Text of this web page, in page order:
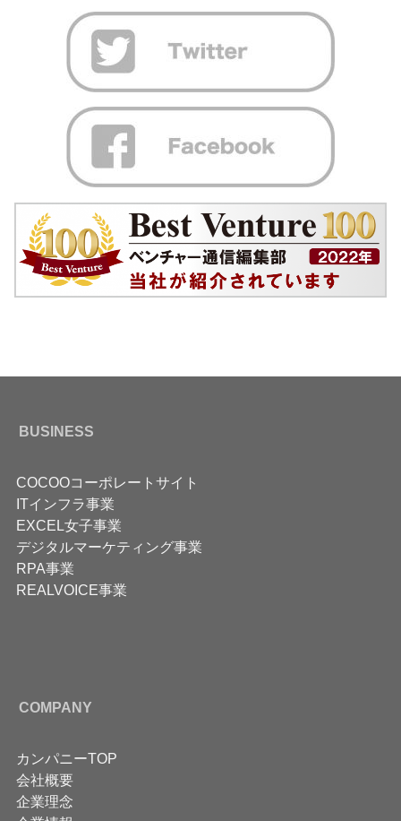
BUSINESS
COCOOコーポレートサイト
ITインフラ事業
EXCEL女子事業
デジタルマーケティング事業
RPA事業
REALVOICE事業
COMPANY
カンパニーTOP
会社概要
企業理念